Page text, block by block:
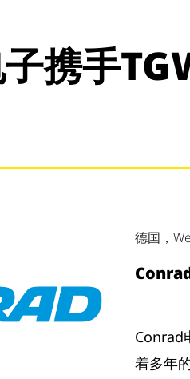
携手
德国，
Conrad
着多年